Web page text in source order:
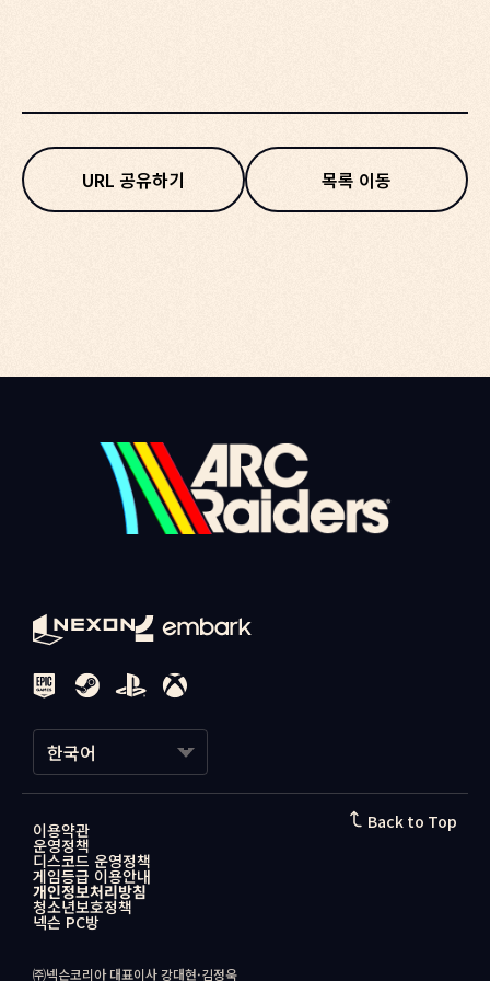
URL 공유하기 목록 이동
한국어
日本語
이용약관
운영정책
디스코드 운영정책
게임등급 이용안내
개인정보처리방침
청소년보호정책
넥슨 PC방
Back to Top
㈜넥슨코리아 대표이사 강대현·김정욱